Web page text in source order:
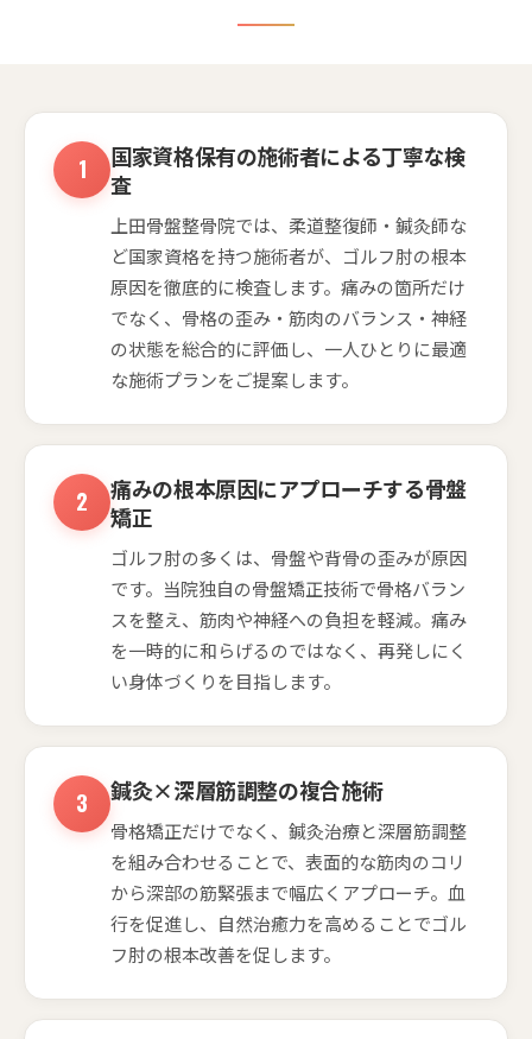
国家資格保有の施術者による丁寧な検
査
上田骨盤整骨院では、柔道整復師・鍼灸師な
ど国家資格を持つ施術者が、ゴルフ肘の根本
原因を徹底的に検査します。痛みの箇所だけ
でなく、骨格の歪み・筋肉のバランス・神経
の状態を総合的に評価し、一人ひとりに最適
な施術プランをご提案します。
痛みの根本原因にアプローチする骨盤
矯正
ゴルフ肘の多くは、骨盤や背骨の歪みが原因
です。当院独自の骨盤矯正技術で骨格バラン
スを整え、筋肉や神経への負担を軽減。痛み
を一時的に和らげるのではなく、再発しにく
い身体づくりを目指します。
鍼灸×深層筋調整の複合施術
骨格矯正だけでなく、鍼灸治療と深層筋調整
を組み合わせることで、表面的な筋肉のコリ
から深部の筋緊張まで幅広くアプローチ。血
行を促進し、自然治癒力を高めることでゴル
フ肘の根本改善を促します。